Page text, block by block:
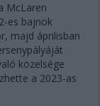
McLaren
es bajnok
majd áprilisban
közelsége
a 2023-as